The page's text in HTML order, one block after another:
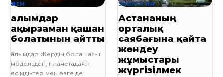
ӘЛЕМ
Ғалымдар
ақырзаман қашан
болатынын айтты
Ғалымдар Жердің болашағын
модельдеп, планетадағы
өсімдіктер мен өзге де
ЭКОЛОГИЯ
Астананың
орталық
саябағына қайта
жөндеу
жұмыстары
жүргізілмек